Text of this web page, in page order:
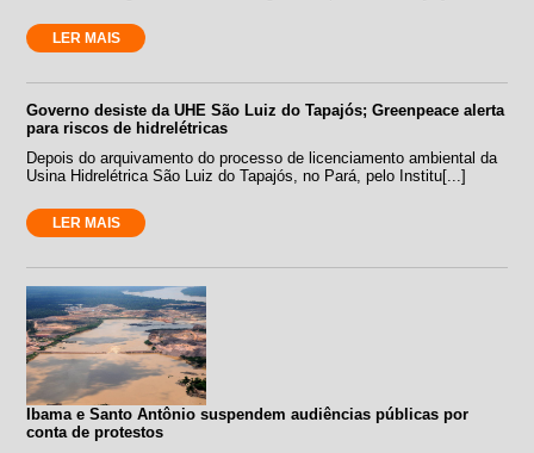
LER MAIS
Governo desiste da UHE São Luiz do Tapajós; Greenpeace alerta
para riscos de hidrelétricas
Depois do arquivamento do processo de licenciamento ambiental da
Usina Hidrelétrica São Luiz do Tapajós, no Pará, pelo Institu[...]
LER MAIS
Ibama e Santo Antônio suspendem audiências públicas por
conta de protestos